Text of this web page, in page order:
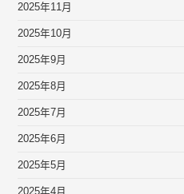
2025年11月
2025年10月
2025年9月
2025年8月
2025年7月
2025年6月
2025年5月
2025年4月